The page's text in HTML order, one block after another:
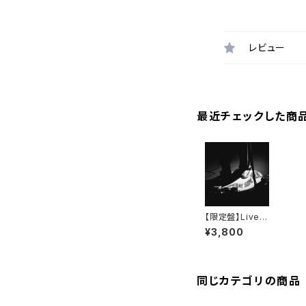
レビュー
最近チェックした商
【限定盤】Live A
lbum「Someda
y, Somewher
¥3,800
同じカテゴリの商品